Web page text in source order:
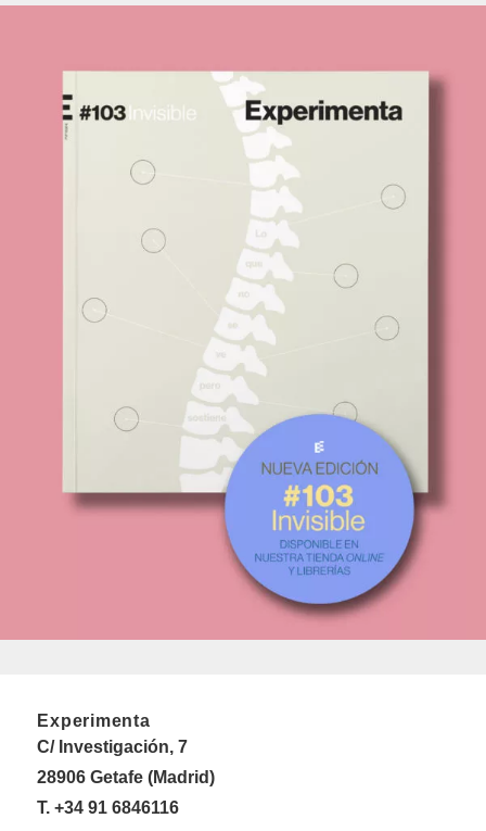
Experimenta
C/ Investigación, 7
28906 Getafe (Madrid)
T. +34 91 6846116